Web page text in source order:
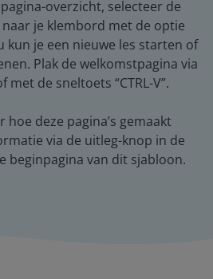
overzicht, selecteer de
je klembord met de optie
kun je een nieuwe les starten of
Plak de welkomstpagina via
de sneltoets “CTRL-V”.
deze pagina’s gemaakt
via de uitleg-knop in de
beginpagina van dit sjabloon.